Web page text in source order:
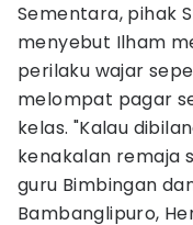
Sementara, pihak
menyebut Ilham
perilaku wajar
melompat pagar
kelas. "Kalau
kenakalan remaja
guru Bimbingan
Bambanglipuro,